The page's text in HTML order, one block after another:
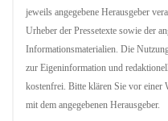
jeweils angegebene Herausgeber
Urheber der Pressetexte sowie der
Informationsmaterialien. Die
zur Eigeninformation und
kostenfrei. Bitte klären Sie vor einer
mit dem angegebenen Herausgeber.